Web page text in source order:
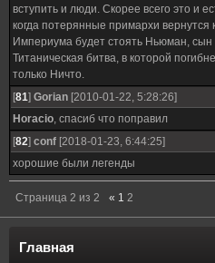
вступить и люди. Скорее всего это и
когда потерянные примархи вернутся
Империума будет стоять Ньюман,
Титаническая битва, в которой
только Ничто.
[81] Gorian [2010-01-22, 5:28:26]
Horacio, спасиб что поправил
[82] conf [2018-01-23, 6:44:25]
хорошие были легенды
Страница 2 из 2 « 1 2
Главная